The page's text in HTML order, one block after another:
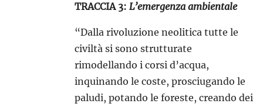
TRACCIA 3: L’emergenza ambientale
“Dalla rivoluzione neolitica tutte le
civiltà si sono strutturate
rimodellando i corsi d’acqua,
inquinando le coste, prosciugando le
paludi, potando le foreste, creando dei